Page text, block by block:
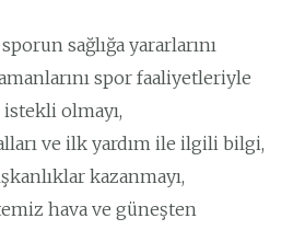
sağlığa yararlarını
spor faaliyetleriyle
olmayı,
ve ilk yardım ile ilgili bilgi,
kazanmayı,
hava ve güneşten